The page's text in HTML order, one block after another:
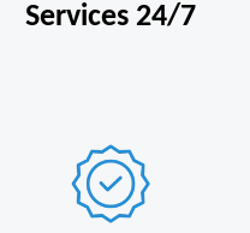
Services 24/7